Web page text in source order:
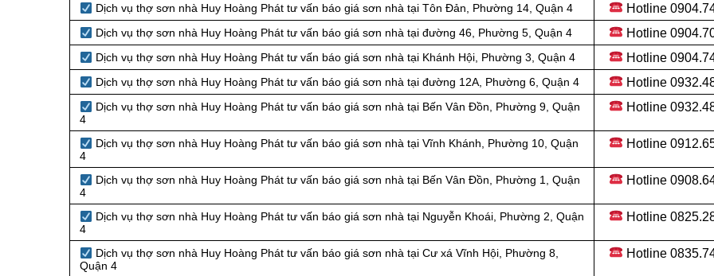
Dịch vụ thợ sơn nhà Huy Hoàng Phát tư vấn báo giá sơn nhà tại Tôn Ðản, Phường 14, Quận 4 Hotline
Dịch vụ thợ sơn nhà Huy Hoàng Phát tư vấn báo giá sơn nhà tại đường 46, Phường 5, Quận 4 Hotline
Dịch vụ thợ sơn nhà Huy Hoàng Phát tư vấn báo giá sơn nhà tại Khánh Hội, Phường 3, Quận 4 Hotline
Dịch vụ thợ sơn nhà Huy Hoàng Phát tư vấn báo giá sơn nhà tại đường 12A, Phường 6, Quận 4 Hotline
Dịch vụ thợ sơn nhà Huy Hoàng Phát tư vấn báo giá sơn nhà tại Bến Vân Đồn, Phường 9, Quận
4
Hotline
Dịch vụ thợ sơn nhà Huy Hoàng Phát tư vấn báo giá sơn nhà tại Vĩnh Khánh, Phường 10, Quận
4
Hotline
Dịch vụ thợ sơn nhà Huy Hoàng Phát tư vấn báo giá sơn nhà tại Bến Vân Ðồn, Phường 1, Quận
4
Hotline
Dịch vụ thợ sơn nhà Huy Hoàng Phát tư vấn báo giá sơn nhà tại Nguyễn Khoái, Phường 2, Quận
4
Hotline
Dịch vụ thợ sơn nhà Huy Hoàng Phát tư vấn báo giá sơn nhà tại Cư xá Vĩnh Hội, Phường 8,
Quận 4
Hotline